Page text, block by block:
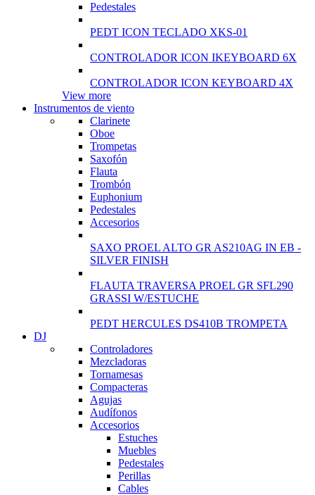
Pedestales
PEDT ICON TECLADO XKS-01
CONTROLADOR ICON IKEYBOARD 6X
CONTROLADOR ICON KEYBOARD 4X
View more
Instrumentos de viento
Clarinete
Oboe
Trompetas
Saxofón
Flauta
Trombón
Euphonium
Pedestales
Accesorios
SAXO PROEL ALTO GR AS210AG IN EB -
SILVER FINISH
FLAUTA TRAVERSA PROEL GR SFL290
GRASSI W/ESTUCHE
PEDT HERCULES DS410B TROMPETA
DJ
Controladores
Mezcladoras
Tornamesas
Compacteras
Agujas
Audífonos
Accesorios
Estuches
Muebles
Pedestales
Perillas
Cables